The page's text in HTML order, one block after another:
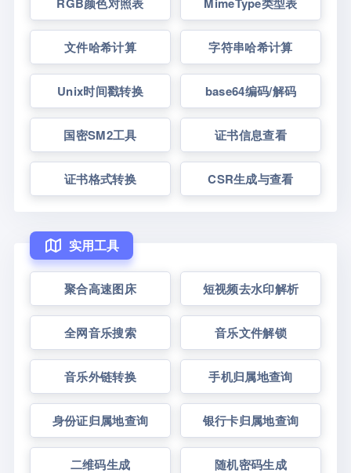
文件哈希计算 字符串哈希计算
Unix时间戳转换 base64编码/解码
国密SM2工具 证书信息查看
证书格式转换 CSR生成与查看
实用工具
聚合高速图床 短视频去水印解析
全网音乐搜索 音乐文件解锁
音乐外链转换 手机归属地查询
身份证归属地查询 银行卡归属地查询
二维码生成 随机密码生成